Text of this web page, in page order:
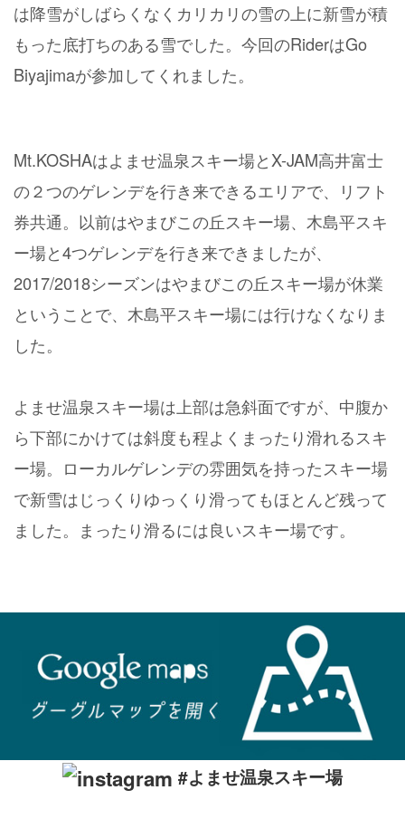
は降雪がしばらくなくカリカリの雪の上に新雪が積
もった底打ちのある雪でした。今回のRiderはGo
Biyajimaが参加してくれました。
Mt.KOSHAはよませ温泉スキー場とX-JAM高井富士
の２つのゲレンデを行き来できるエリアで、リフト
券共通。以前はやまびこの丘スキー場、木島平スキ
ー場と4つゲレンデを行き来できましたが、
2017/2018シーズンはやまびこの丘スキー場が休業
ということで、木島平スキー場には行けなくなりま
した。
よませ温泉スキー場は上部は急斜面ですが、中腹か
ら下部にかけては斜度も程よくまったり滑れるスキ
ー場。ローカルゲレンデの雰囲気を持ったスキー場
で新雪はじっくりゆっくり滑ってもほとんど残って
ました。まったり滑るには良いスキー場です。
#よませ温泉スキー場